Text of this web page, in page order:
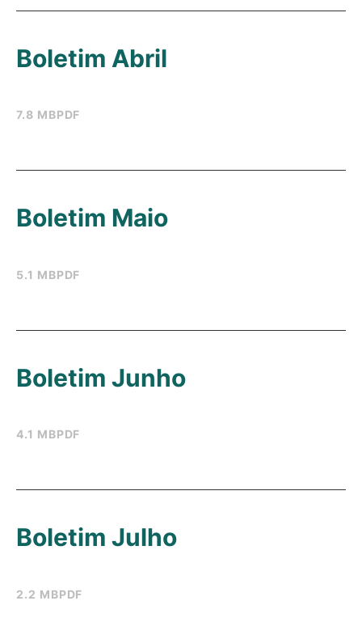
7.8 MBPDF
Boletim Abril
5.1 MBPDF
Boletim Maio
4.1 MBPDF
Boletim Junho
2.2 MBPDF
Boletim Julho